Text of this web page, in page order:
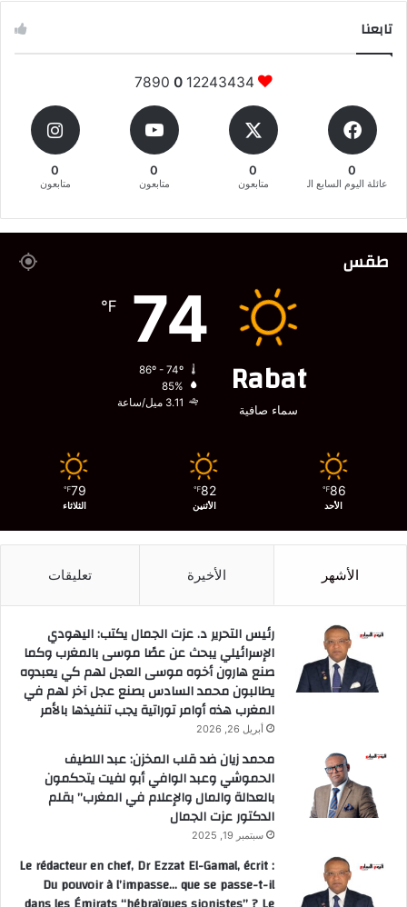
تابعنا
12243434
0
0
عائلة اليوم السابع المغربية
0
متابعون
0
متابعون
0
متابعون
طقس
Rabat
سماء صافية
74
℉
85%
3.11 ميل/ساعة
86
℉
الأحد
82
℉
الأثنين
79
℉
الثلاثاء
الأشهر الأخيرة تعليقات
رئيس التحرير د. عزت الجمال يكتب: اليهودي
الإسرائيلي يبحث عن عصًا موسى بالمغرب وكما
صنع هارون أخوه موسى العجل لهم كي يعبدوه
يطالبون محمد السادس بصنع عجل آخر لهم في
المغرب هذه أوامر توراتية يجب تنفيذها بالأمر
أبريل 26, 2026
محمد زيان ضد قلب المخزن: عبد اللطيف
الحموشي وعبد الوافي أبو لفيت يتحكمون
بالعدالة والمال والإعلام في المغرب” بقلم
الدكتور عزت الجمال
سبتمبر 19, 2025
Le rédacteur en chef, Dr Ezzat El-Gamal, écrit :
Du pouvoir à l’impasse… que se passe-t-il